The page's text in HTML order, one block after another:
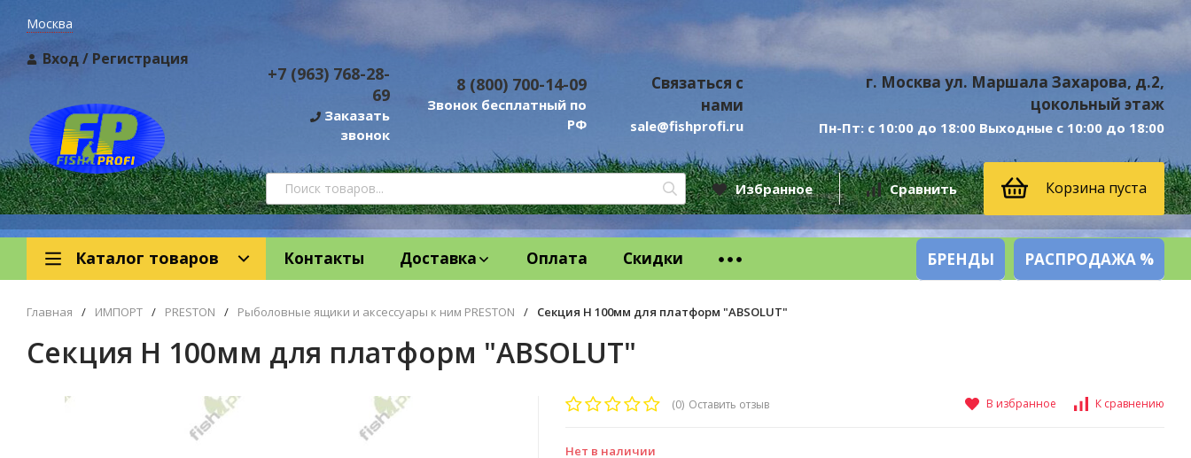
Москва
Вход/ Регистрация
+7 (963) 768-28-
69
Заказать
звонок
8 (800) 700-14-09
Звонок бесплатный по
РФ
Связаться с
нами
sale@fishprofi.ru
г. Москва ул. Маршала Захарова, д.2,
цокольный этаж
Пн-Пт: с 10:00 до 18:00 Выходные с 10:00 до 18:00
Избранное Сравнить Корзина пуста
Каталог товаров Контакты Доставка Оплата Скидки БРЕНДЫ РАСПРОДАЖА %
Главная / ИМПОРТ / PRESTON / Рыболовные ящики и аксессуары к ним PRESTON / Секция Н 100мм для платформ "ABSOLUT"
Секция Н 100мм для платформ "ABSOLUT"
(0) Оставить отзыв В избранное К сравнению
Нет в наличии